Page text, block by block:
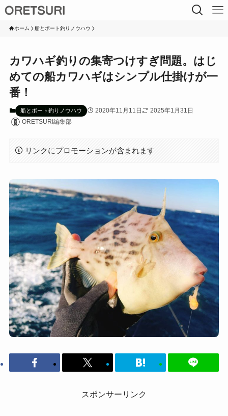
ホーム 船とボート釣りノウハウ
カワハギ釣りの集寄つけすぎ問題。はじ
めての船カワハギはシンプル仕掛けが一
番！
船とボート釣りノウハウ 2020年11月11日
2025年1月31日
ORETSURI編集部
リンクにプロモーションが含まれます
スポンサーリンク